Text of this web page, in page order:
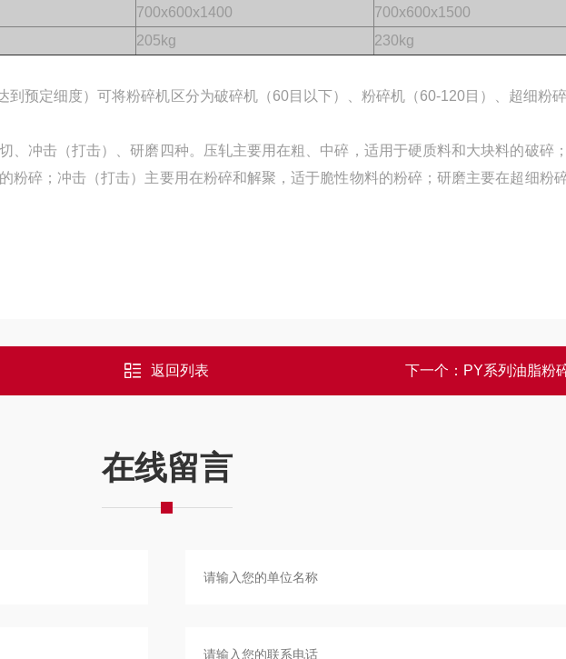
700x600x1400
700x600x1500
205kg 230kg
到预定细度）可将粉碎机区分为破碎机（60目以下）、粉碎机（60-120目）、超细粉
、冲击（打击）、研磨四种。压轧主要用在粗、中碎，适用于硬质料和大块料的破碎
粉碎；冲击（打击）主要用在粉碎和解聚，适于脆性物料的粉碎；研磨主要在超细粉
返回列表 下一个： PY系列油脂粉
在线留言